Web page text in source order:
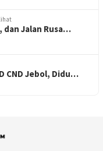
dan Jalan Rusa…
CND Jebol, Didu…